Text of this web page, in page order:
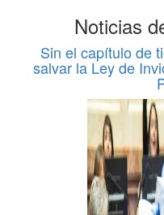
Noticias
Sin el capítulo de
salvar la Ley de